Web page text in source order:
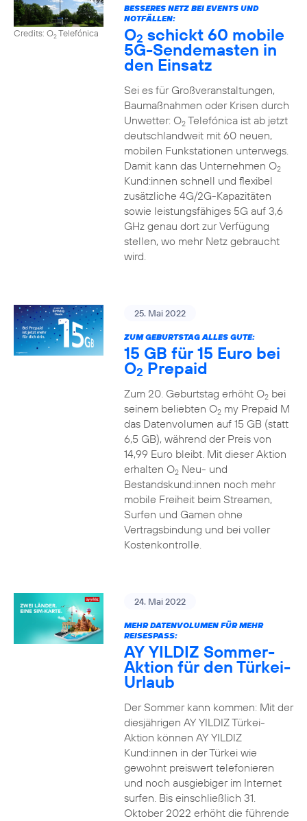
Credits: O2Telefónica
BESSERES NETZ BEI EVENTS UND
NOTFÄLLEN:
O2 schickt 60 mobile
5G-Sendemasten in
den Einsatz
Sei es für Großveranstaltungen,
Baumaßnahmen oder Krisen durch
Unwetter: O2Telefónica ist ab jetzt
deutschlandweit mit 60 neuen,
mobilen Funkstationen unterwegs.
Damit kann das Unternehmen O2
Kund:innen schnell und flexibel
zusätzliche 4G/2G-Kapazitäten
sowie leistungsfähiges 5G auf 3,6
GHz genau dort zur Verfügung
stellen, wo mehr Netz gebraucht
wird.
25. Mai 2022
ZUM GEBURTSTAG ALLES GUTE:
15 GB für 15 Euro bei
O2 Prepaid
Zum 20. Geburtstag erhöht O2bei
seinem beliebten O2my Prepaid M
das Datenvolumen auf 15 GB (statt
6,5 GB), während der Preis von
14,99 Euro bleibt. Mit dieser Aktion
erhalten O2Neu- und
Bestandskund:innen noch mehr
mobile Freiheit beim Streamen,
Surfen und Gamen ohne
Vertragsbindung und bei voller
Kostenkontrolle.
24. Mai 2022
MEHR DATENVOLUMEN FÜR MEHR
REISESPASS:
AY YILDIZ Sommer-
Aktion für den Türkei-
Urlaub
Der Sommer kann kommen: Mit der
diesjährigen AY YILDIZ Türkei-
Aktion können AY YILDIZ
Kund:innen in der Türkei wie
gewohnt preiswert telefonieren
und noch ausgiebiger im Internet
surfen. Bis einschließlich 31.
Oktober 2022 erhöht die führende